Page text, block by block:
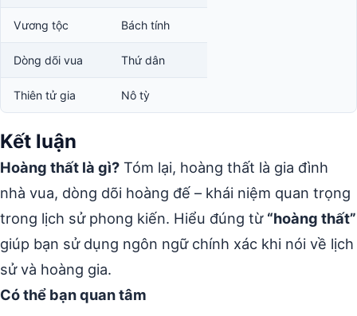
Vương tộc Bách tính
Dòng dõi vua Thứ dân
Thiên tử gia Nô tỳ
Kết luận
Hoàng thất là gì? Tóm lại, hoàng thất là gia đình
nhà vua, dòng dõi hoàng đế – khái niệm quan trọng
trong lịch sử phong kiến. Hiểu đúng từ “hoàng thất”
giúp bạn sử dụng ngôn ngữ chính xác khi nói về lịch
sử và hoàng gia.
Có thể bạn quan tâm